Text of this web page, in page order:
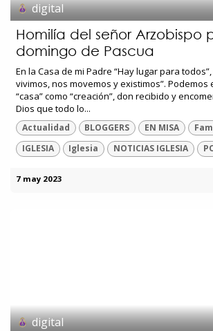
digital
Homilía del señor Arzobispo
domingo de Pascua
En la Casa de mi Padre “Hay lugar para
vivimos, nos movemos y existimos”.
“casa” como “creación”, don recibido y
Dios que todo lo...
Actualidad BLOGGERS EN MISA
IGLESIA
Iglesia NOTICIAS IGLESIA
7 may 2023
digital